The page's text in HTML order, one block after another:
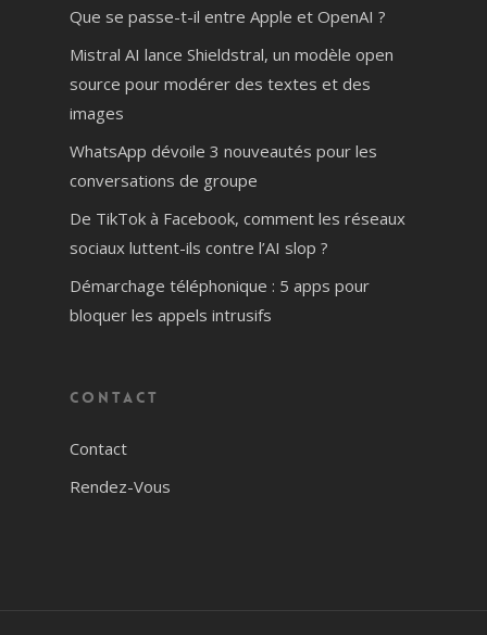
Que se passe-t-il entre Apple et OpenAI ?
Mistral AI lance Shieldstral, un modèle open
source pour modérer des textes et des
images
WhatsApp dévoile 3 nouveautés pour les
conversations de groupe
De TikTok à Facebook, comment les réseaux
sociaux luttent-ils contre l’AI slop ?
Démarchage téléphonique : 5 apps pour
bloquer les appels intrusifs
Contact
Contact
Rendez-Vous